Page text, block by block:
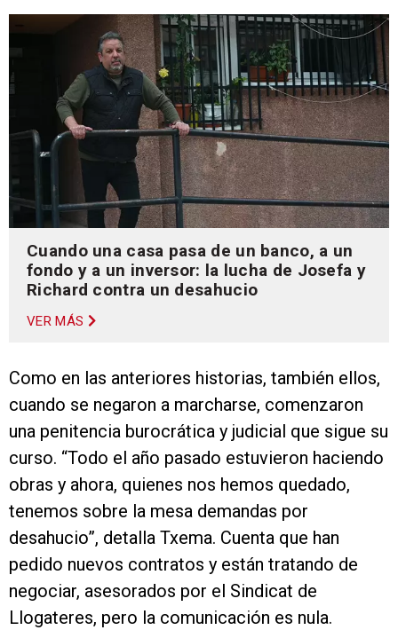
Cuando una casa pasa de un banco, a un
fondo y a un inversor: la lucha de Josefa y
Richard contra un desahucio
VER MÁS
Como en las anteriores historias, también ellos,
cuando se negaron a marcharse, comenzaron
una penitencia burocrática y judicial que sigue su
curso. “Todo el año pasado estuvieron haciendo
obras y ahora, quienes nos hemos quedado,
tenemos sobre la mesa demandas por
desahucio”, detalla Txema. Cuenta que han
pedido nuevos contratos y están tratando de
negociar, asesorados por el Sindicat de
Llogateres, pero la comunicación es nula.